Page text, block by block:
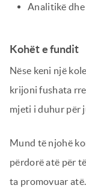
Analitikë
Kohët e fundit
Nëse keni një
krijoni fushata
mjeti i duhur për
Mund të njohë
përdorë atë për
ta promovuar